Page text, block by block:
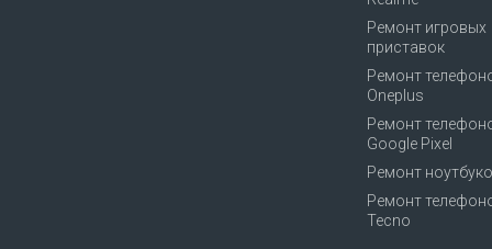
Ремонт игровых
приставок
Ремонт
Oneplus
Ремонт
Google Pixel
Ремонт
Ремонт
Tecno